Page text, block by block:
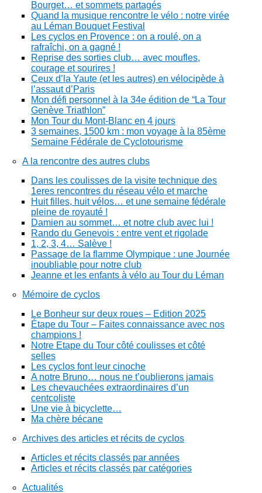
Bourget… et sommets partagés
Quand la musique rencontre le vélo : notre virée
au Léman Bouquet Festival
Les cyclos en Provence : on a roulé, on a
rafraîchi, on a gagné !
Reprise des sorties club… avec moufles,
courage et sourires !
Ceux d’la Yaute (et les autres) en vélocipède à
l’assaut d’Paris
Mon défi personnel à la 34e édition de “La Tour
Genève Triathlon”
Mon Tour du Mont-Blanc en 4 jours
3 semaines, 1500 km : mon voyage à la 85ème
Semaine Fédérale de Cyclotourisme
A la rencontre des autres clubs
Dans les coulisses de la visite technique des
1eres rencontres du réseau vélo et marche
Huit filles, huit vélos… et une semaine fédérale
pleine de royauté !
Damien au sommet… et notre club avec lui !
Rando du Genevois : entre vent et rigolade
1, 2, 3, 4… Salève !
Passage de la flamme Olympique : une Journée
inoubliable pour notre club
Jeanne et les enfants à vélo au Tour du Léman
Mémoire de cyclos
Le Bonheur sur deux roues – Edition 2025
Étape du Tour – Faites connaissance avec nos
champions !
Notre Etape du Tour côté coulisses et côté
selles
Les cyclos font leur cinoche
A notre Bruno… nous ne t’oublierons jamais
Les chevauchées extraordinaires d’un
centcoliste
Une vie à bicyclette…
Ma chère bécane
Archives des articles et récits de cyclos
Articles et récits classés par années
Articles et récits classés par catégories
Actualités